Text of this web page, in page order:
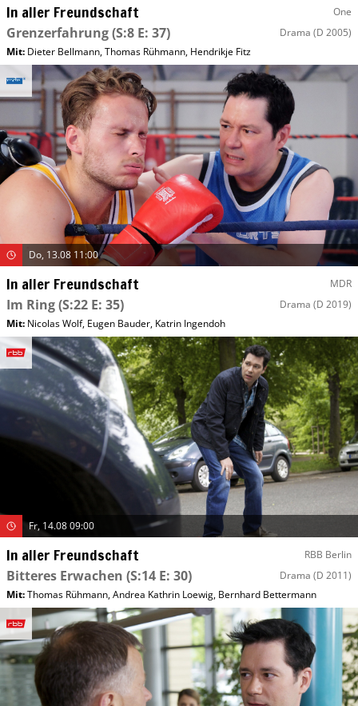
In aller Freundschaft One
Grenzerfahrung(S:8 E: 37) Drama (D 2005)
Mit: Dieter Bellmann,Thomas Rühmann, Hendrikje Fitz
Do, 13.08 11:00
In aller Freundschaft MDR
Im Ring(S:22 E: 35) Drama (D 2019)
Mit: Nicolas Wolf, Eugen Bauder, Katrin Ingendoh
Fr, 14.08 09:00
In aller Freundschaft RBB Berlin
Bitteres Erwachen (S:14 E: 30) Drama (D 2011)
Mit:Thomas Rühmann,Andrea Kathrin Loewig, Bernhard Bettermann